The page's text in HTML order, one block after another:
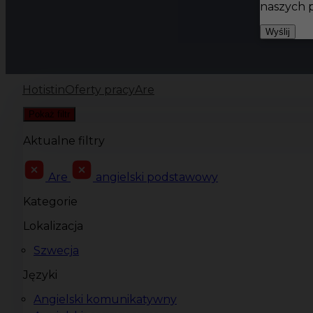
HotistinOferty pracyAre
Pokaż filtr
Aktualne filtry
Are
angielski podstawowy
Kategorie
Lokalizacja
Szwecja
Języki
Angielski komunikatywny
naszych
Wyślij